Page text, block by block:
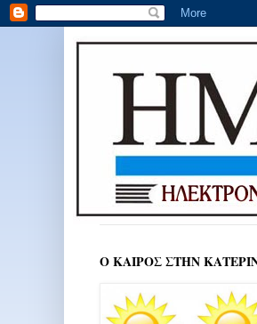
Ο ΚΑΙΡΟΣ ΣΤΗΝ